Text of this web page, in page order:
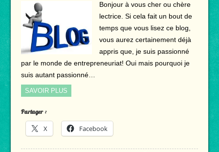
Bonjour à vous cher ou chère
lectrice. Si cela fait un bout de
temps que vous lisez ce blog,
vous aurez certainement déjà
appris que, je suis passionné
par le monde de entrepreneuriat! Oui mais pourquoi je
suis autant passionné…
SAVOIR PLUS
Partager :
X Facebook